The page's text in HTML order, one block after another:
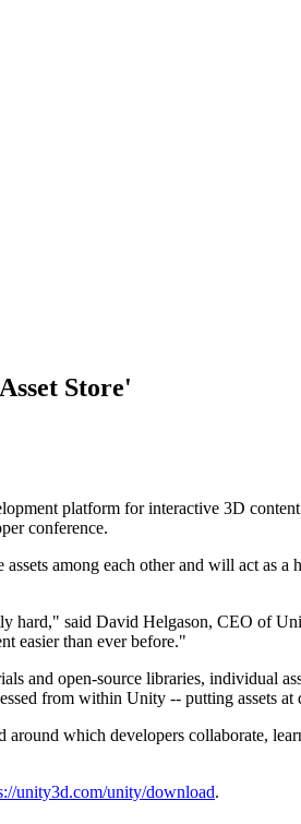
Store'
platform for interactive 3D
conference.
among each other and will act as
hard," said David Helgason, CEO of
easier than ever before."
and open-source libraries, individual
from within Unity -- putting assets at
which developers collaborate,
unity3d.com/unity/download.